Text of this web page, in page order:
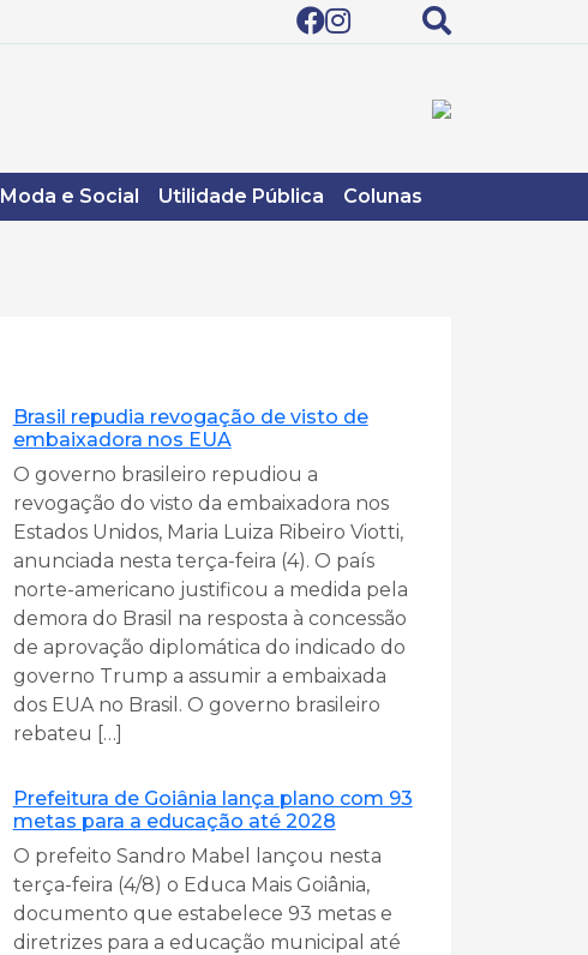
Moda e Social Utilidade Pública Colunas
Brasil repudia revogação de visto de
embaixadora nos EUA
O governo brasileiro repudiou a
revogação do visto da embaixadora nos
Estados Unidos, Maria Luiza Ribeiro Viotti,
anunciada nesta terça-feira (4). O país
norte-americano justificou a medida pela
demora do Brasil na resposta à concessão
de aprovação diplomática do indicado do
governo Trump a assumir a embaixada
dos EUA no Brasil. O governo brasileiro
rebateu […]
Prefeitura de Goiânia lança plano com 93
metas para a educação até 2028
O prefeito Sandro Mabel lançou nesta
terça-feira (4/8) o Educa Mais Goiânia,
documento que estabelece 93 metas e
diretrizes para a educação municipal até